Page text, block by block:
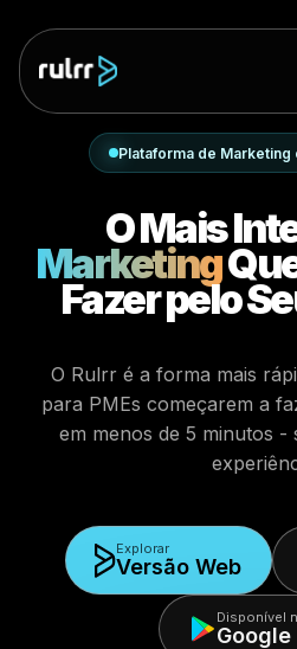
Plataforma de Marketing
O Mais
Marketing
Fazer pelo
O Rulrr é a forma mais
para PMEs começarem a
em menos de 5 minutos -
Explorar
Versão Web
Disponível
Google